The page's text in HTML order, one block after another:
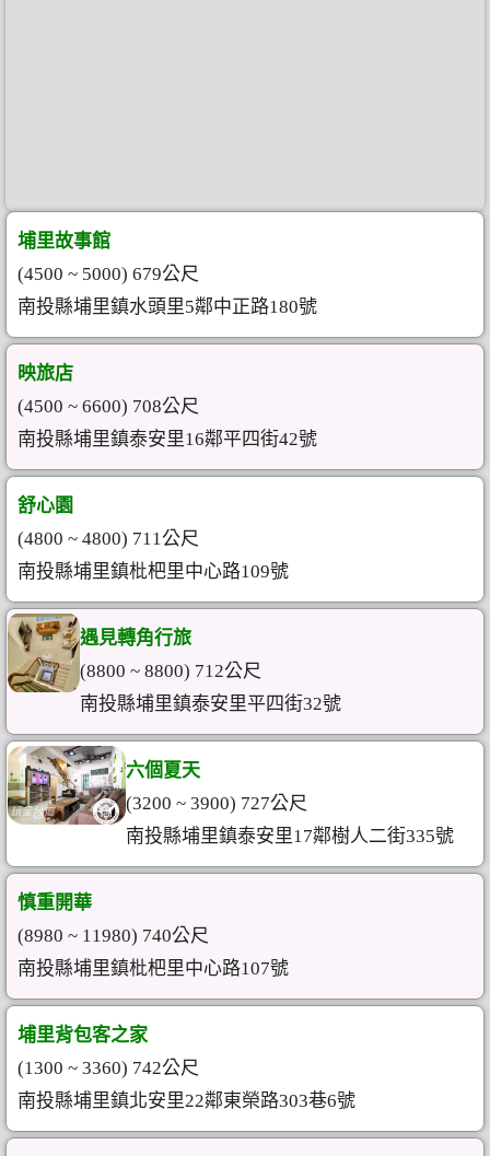
埔里故事館
(4500 ~ 5000) 679公尺
南投縣埔里鎮水頭里5鄰中正路180號
映旅店
(4500 ~ 6600) 708公尺
南投縣埔里鎮泰安里16鄰平四街42號
舒心園
(4800 ~ 4800) 711公尺
南投縣埔里鎮枇杷里中心路109號
遇見轉角行旅
(8800 ~ 8800) 712公尺
南投縣埔里鎮泰安里平四街32號
六個夏天
(3200 ~ 3900) 727公尺
南投縣埔里鎮泰安里17鄰樹人二街335號
慎重開華
(8980 ~ 11980) 740公尺
南投縣埔里鎮枇杷里中心路107號
埔里背包客之家
(1300 ~ 3360) 742公尺
南投縣埔里鎮北安里22鄰東榮路303巷6號